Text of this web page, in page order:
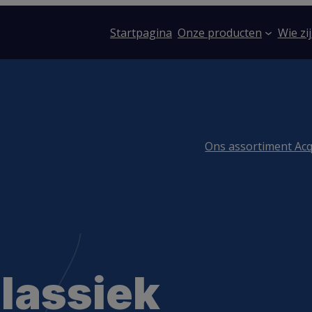
Startpagina Onze producten Wie
Ons assortiment